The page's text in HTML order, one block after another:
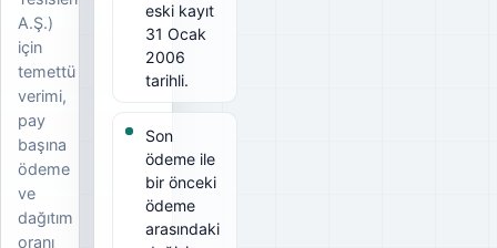
A.Ş.)
için
temettü
verimi,
pay
başına
ödeme
ve
dağıtım
oranı
eski kayıt
31 Ocak
2006
tarihli.
Son
ödeme ile
bir önceki
ödeme
arasındaki